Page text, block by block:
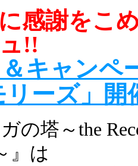
感謝をこ
!!
キャンペ
リーズ」開
の塔～the
』は